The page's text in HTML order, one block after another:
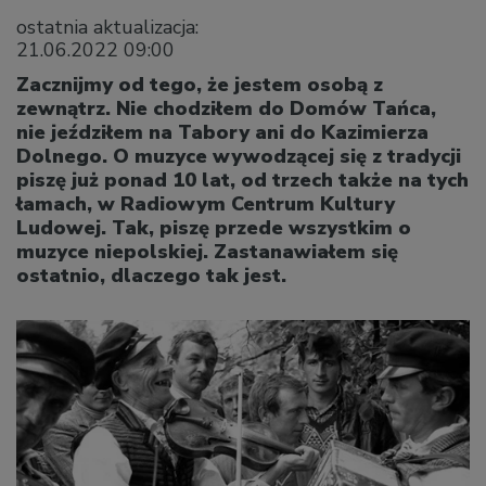
ostatnia aktualizacja:
21.06.2022 09:00
Zacznijmy od tego, że jestem osobą z
zewnątrz. Nie chodziłem do Domów Tańca,
nie jeździłem na Tabory ani do Kazimierza
Dolnego. O muzyce wywodzącej się z tradycji
piszę już ponad 10 lat, od trzech także na tych
łamach, w Radiowym Centrum Kultury
Ludowej. Tak, piszę przede wszystkim o
muzyce niepolskiej. Zastanawiałem się
ostatnio, dlaczego tak jest.